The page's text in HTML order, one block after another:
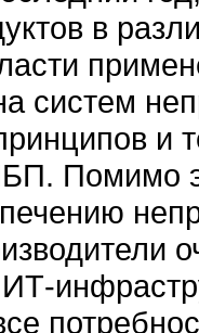
в
систем
и
Помимо
ИТ-